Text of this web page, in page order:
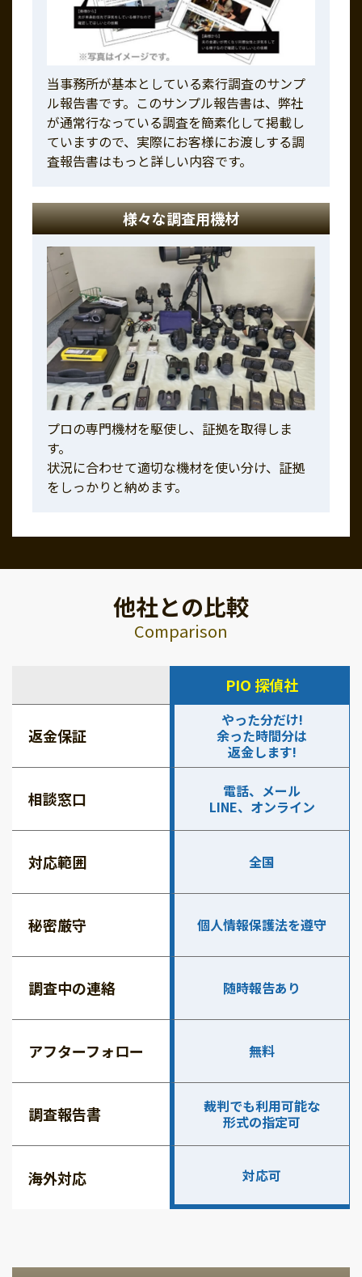
当事務所が基本としている素行調査のサンプ
ル報告書です。このサンプル報告書は、弊社
が通常行なっている調査を簡素化して掲載し
ていますので、実際にお客様にお渡しする調
査報告書はもっと詳しい内容です。
様々な調査用機材
プロの専門機材を駆使し、証拠を取得しま
す。
状況に合わせて適切な機材を使い分け、証拠
をしっかりと納めます。
他社との比較
Comparison
PIO 探偵社
返金保証
やった分だけ!
余った時間分は
返金します!
相談窓口
電話、メール
LINE、オンライン
対応範囲 全国
秘密厳守 個人情報保護法を遵守
調査中の連絡 随時報告あり
アフターフォロー 無料
調査報告書
裁判でも利用可能な
形式の指定可
海外対応 対応可